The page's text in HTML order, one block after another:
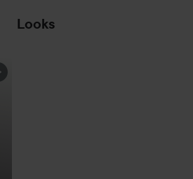
och dölj.
Looks